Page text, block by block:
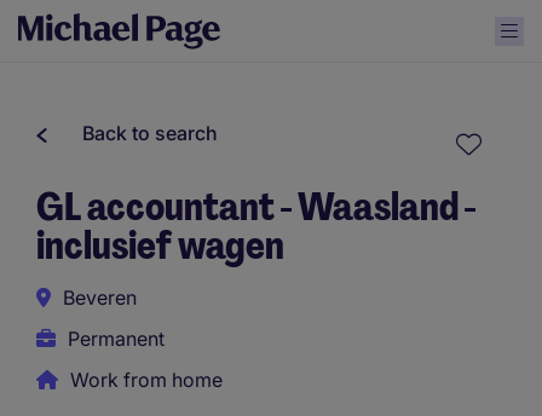
Back to search
GL accountant - Waasland -
inclusief wagen
Beveren
Permanent
Work from home